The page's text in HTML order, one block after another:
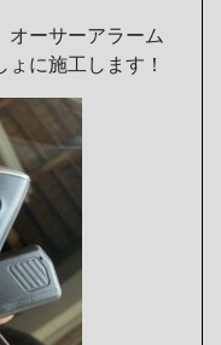
オーサーアラーム
に施工します！